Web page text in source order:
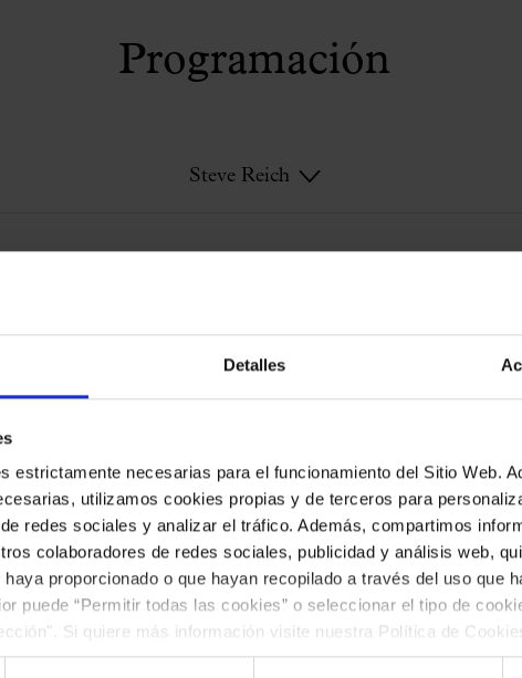
Detalles
estrictamente necesarias para el funcionamiento del Sitio Web.
utilizamos cookies propias y de terceros para
redes sociales y analizar el tráfico. Además, compartimos
colaboradores de redes sociales, publicidad y análisis web,
proporcionado o que hayan recopilado a través del uso que
puede “Permitir todas las cookies” o seleccionar el tipo de
Si quiere más información visite nuestra Política de
las cookies en cualquier momento.”.
Programación
Steve Reich